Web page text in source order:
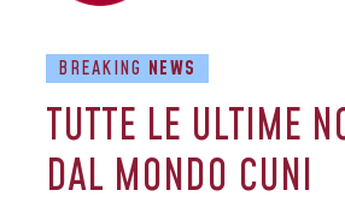
BREAKING NEWS
TUTTE LE ULTIME
DAL MONDO CUNI